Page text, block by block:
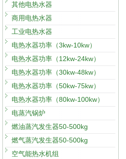
其他电热水器
商用电热水器
工业电热水器
电热水器功率（3kw-10kw）
电热水器功率（12kw-24kw）
电热水器功率（30kw-48kw）
电热水器功率（50kw-75kw）
电热水器功率（80kw-100kw）
电蒸汽锅炉
燃油蒸汽发生器50-500kg
燃气蒸汽发生器50-500kg
空气能热水机组